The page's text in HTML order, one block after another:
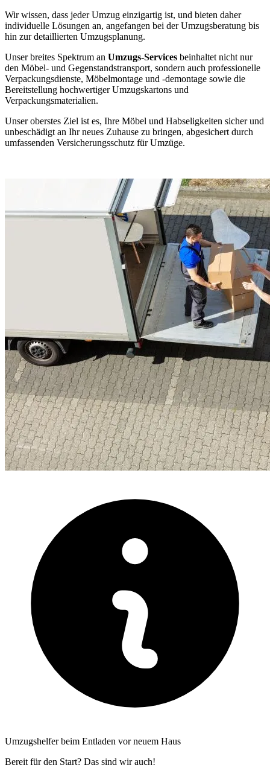
Wir wissen, dass jeder Umzug einzigartig ist, und bieten daher
individuelle Lösungen an, angefangen bei der Umzugsberatung bis
hin zur detaillierten Umzugsplanung.
Unser breites Spektrum an Umzugs-Services beinhaltet nicht nur
den Möbel- und Gegenstandstransport, sondern auch professionelle
Verpackungsdienste, Möbelmontage und -demontage sowie die
Bereitstellung hochwertiger Umzugskartons und
Verpackungsmaterialien.
Unser oberstes Ziel ist es, Ihre Möbel und Habseligkeiten sicher und
unbeschädigt an Ihr neues Zuhause zu bringen, abgesichert durch
umfassenden Versicherungsschutz für Umzüge.
Umzugshelfer beim Entladen vor neuem Haus
Bereit für den Start? Das sind wir auch!